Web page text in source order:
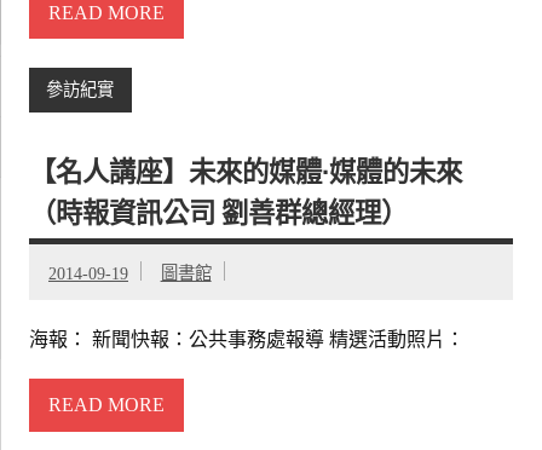
READ MORE
參訪紀實
【名人講座】未來的媒體∙媒體的未來
（時報資訊公司 劉善群總經理）
2014-09-19 圖書館
海報： 新聞快報：公共事務處報導 精選活動照片：
READ MORE